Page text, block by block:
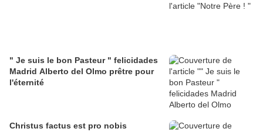
" Je suis le bon Pasteur " felicidades
Madrid Alberto del Olmo prêtre pour
l'éternité
Christus factus est pro nobis